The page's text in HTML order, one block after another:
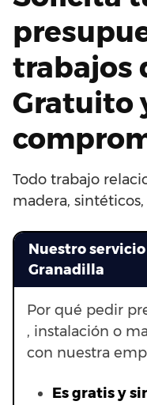
trabajos
Gratuito
Todo trabajo
madera,
Nuestro
Granadilla
Por qué pedir
, instalación o
con nuestra
Es gratis y